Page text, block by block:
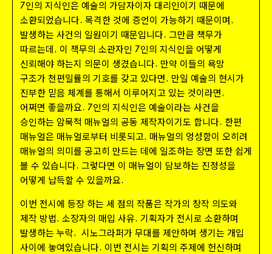
7인의 지식인은 예술의 가담자이자 대리인이기 때문에
소환되었습니다. 목격한 것에 증언이 가능하기 때문이며 ,
발생하는 사건의 일원이기 때문입니다. 그만큼 책무가
따르는데 , 이 책무의 소관자인 7인의 지식인을 어떻게
신뢰해야 하는지 의문이 생겼습니다. 만약 이들의 욕망
구조가 천편일률의 기호를 갖고 있다면, 만일 예술의 현시가
진부한 믿음 체계를 통해서 이루어지고 있는 것이라면,
어쩌면 좋을까요. 7인의 지식인은 예술이라는 사건을
승인하는 암묵적 매뉴얼의 공동 제작자이기도 합니다. 한편
매뉴얼은 매뉴얼로부터 비롯되고, 매뉴얼의 엉성함이 오히려
매뉴얼의 의미를 공고히 만드는 데에 일조하는 장면 또한 쉽게
볼 수 있습니다. 그렇다면 이 매뉴얼이 담보하는 진정성을
어떻게 납득할 수 있을까요.
이번 전시에 등장 하는 세 점의 작품은 작가의 창작 의도와
제작 방법, 소장자의 매입 사유, 기획자가 전시로 소환하며
발생하는 누락,
시노그라퍼가 무대를 제안하며 생기는 개입
사이에 놓여있습니다. 이번 전시는 기획의 주제에 헌신하며